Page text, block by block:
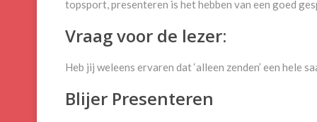
topsport, presenteren is het hebben van een goed
Vraag voor de lezer:
Heb jij weleens ervaren dat ‘alleen zenden’ een hele
Blijer Presenteren